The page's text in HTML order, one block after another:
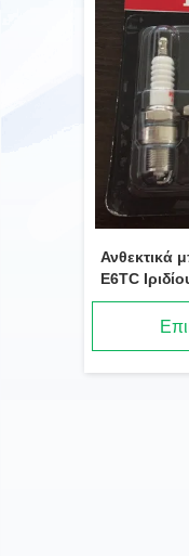
Ανθεκτικά
E6TC
SUZUKI